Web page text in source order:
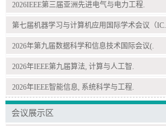
2026IEEE第三届亚洲先进电气与电力工程.
第七届机器学习与计算机应用国际学术会议（IC.
2026年第九届数据科学和信息技术国际会议(.
2026年IEEE第九届算法, 计算与人工智.
2026年IEEE智能信息, 系统科学与工程.
会议展示区